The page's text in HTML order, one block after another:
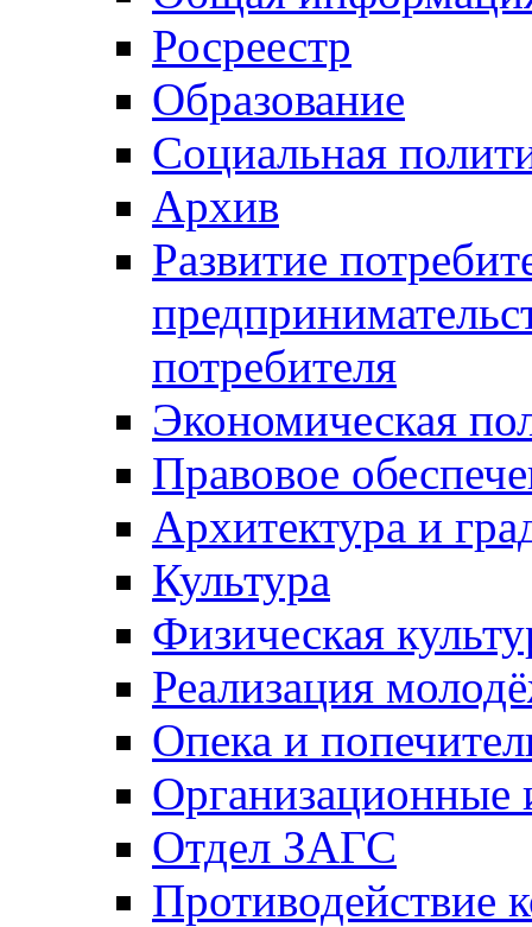
Росреестр
Образование
Социальная
Архив
Развитие
потребителя
Экономическая
Правовое
Архитектура и
Культура
Физическая
Реализация
Опека и
Отдел ЗАГС
Противодействие